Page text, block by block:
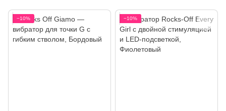
−10% −10%